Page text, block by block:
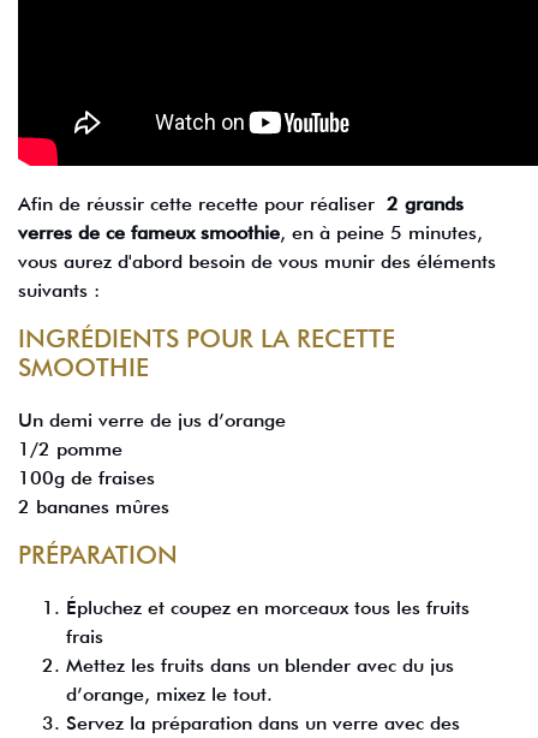
Afin de réussir cette recette pour réaliser 2 grands
verres de ce fameux smoothie, en à peine 5 minutes,
vous aurez d'abord besoin de vous munir des éléments
suivants :
INGRÉDIENTS POUR LA RECETTE
SMOOTHIE
Un demi verre de jus d’orange
1/2 pomme
100g de fraises
2 bananes mûres
PRÉPARATION
Épluchez et coupez en morceaux tous les fruits
frais
Mettez les fruits dans un blender avec du jus
d’orange, mixez le tout.
Servez la préparation dans un verre avec des